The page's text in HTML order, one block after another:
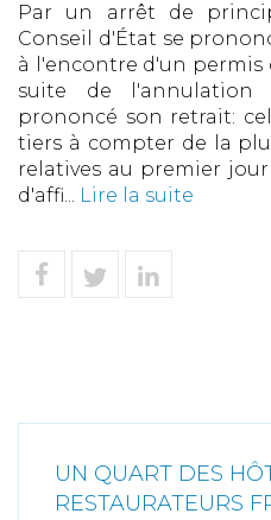
Par un arrêt de
Conseil d'État se
à l'encontre d'un permis
suite de
prononcé son retrait:
tiers à compter de la
relatives au premier
d'affi... Lire la suite
UN QUART DES
RESTAURATEURS